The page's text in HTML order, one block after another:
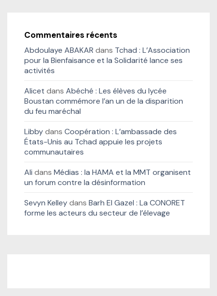
Commentaires récents
Abdoulaye ABAKAR dans Tchad : L’Association
pour la Bienfaisance et la Solidarité lance ses
activités
Alicet dans Abéché : Les élèves du lycée
Boustan commémore l’an un de la disparition
du feu maréchal
Libbydans Coopération : L’ambassade des
États-Unis au Tchad appuie les projets
communautaires
Ali dans Médias : la HAMA et la MMT organisent
un forum contre la désinformation
Sevyn Kelleydans Barh El Gazel : La CONORET
forme les acteurs du secteur de l’élevage